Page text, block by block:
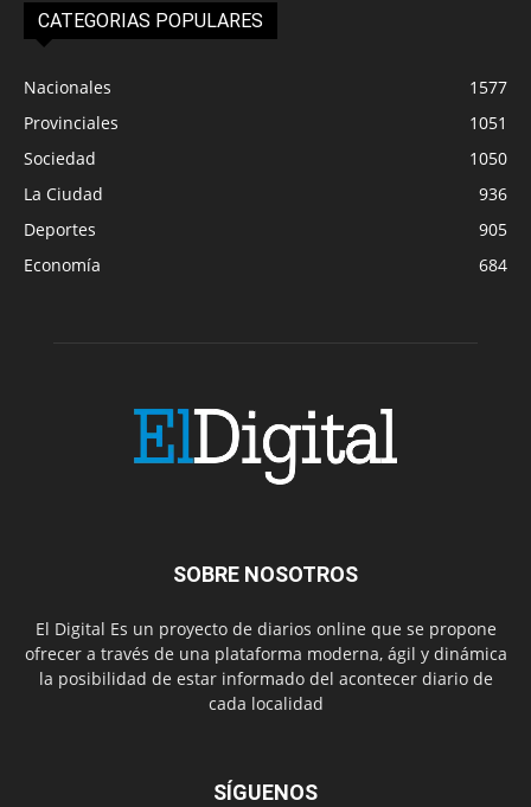
CATEGORIAS POPULARES
Nacionales
1577
Provinciales
1051
Sociedad
1050
La Ciudad
936
Deportes
905
Economía
684
SOBRE NOSOTROS
El Digital Es un proyecto de diarios online que se propone
ofrecer a través de una plataforma moderna, ágil y dinámica
la posibilidad de estar informado del acontecer diario de
cada localidad
SÍGUENOS